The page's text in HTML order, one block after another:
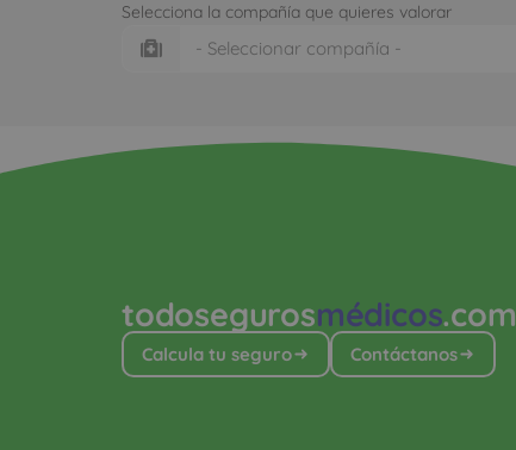
Selecciona la compañía que quieres valorar
todosegurosmédicos.com
Calcula tu seguro Contáctanos